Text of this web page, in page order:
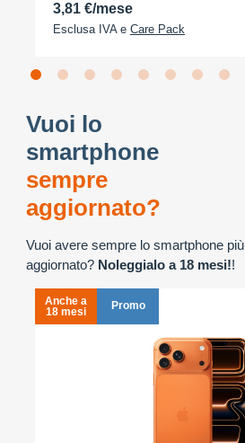
3,81 €/mese
Esclusa IVA e Care Pack
Vuoi lo
smartphone
sempre
aggiornato?
Vuoi avere sempre lo smartphone più
aggiornato? Noleggialo a 18 mesi!!
Anche a
18 mesi
Promo